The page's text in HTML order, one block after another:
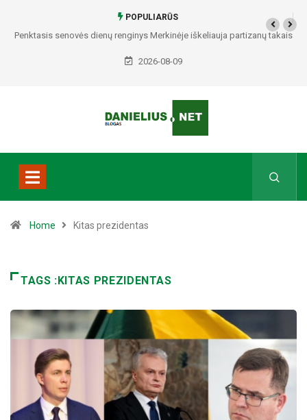
POPULIARŪS
Penktasis senovės dienų renginys Merkinėje iškeliauja partizanų takais
2026-08-09
Home Kitas prezidentas
TAGS :KITAS PREZIDENTAS